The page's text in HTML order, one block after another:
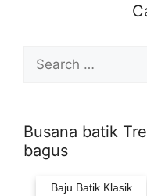
for:
Busana batik
bagus
Baju Batik Klasik